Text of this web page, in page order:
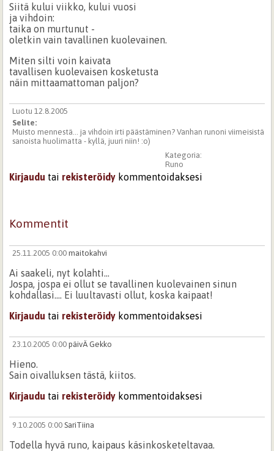
Siitä kului viikko, kului vuosi
ja vihdoin:
taika on murtunut -
oletkin vain tavallinen kuolevainen.
Miten silti voin kaivata
tavallisen kuolevaisen kosketusta
näin mittaamattoman paljon?
Luotu 12.8.2005
Selite:
Muisto mennestä... ja vihdoin irti päästäminen? Vanhan runoni viimeisistä
sanoista huolimatta - kyllä, juuri niin! :o)
Kategoria:
Runo
Kirjaudu tai rekisteröidy kommentoidaksesi
Kommentit
25.11.2005 0:00 maitokahvi
Ai saakeli, nyt kolahti...
Jospa, jospa ei ollut se tavallinen kuolevainen sinun
kohdallasi.... Ei luultavasti ollut, koska kaipaat!
Kirjaudu tai rekisteröidy kommentoidaksesi
23.10.2005 0:00 päivÄ Gekko
Hieno.
Sain oivalluksen tästä, kiitos.
Kirjaudu tai rekisteröidy kommentoidaksesi
9.10.2005 0:00 SariTiina
Todella hyvä runo, kaipaus käsinkosketeltavaa.